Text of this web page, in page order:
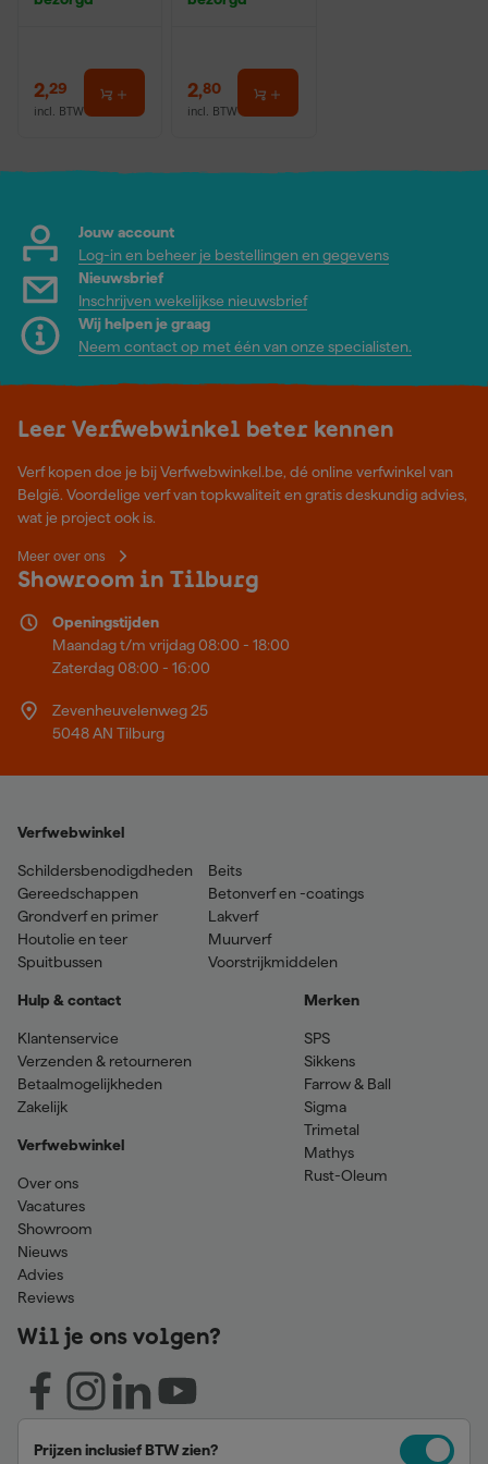
2,29
incl. BTW
2,80
incl. BTW
Jouw account
Log-in en beheer je bestellingen en gegevens
Nieuwsbrief
Inschrijven wekelijkse nieuwsbrief
Wij helpen je graag
Neem contact op met één van onze specialisten.
Leer Verfwebwinkel beter kennen
Verf kopen doe je bij Verfwebwinkel.be, dé online verfwinkel van
België. Voordelige verf van topkwaliteit en gratis deskundig advies,
wat je project ook is.
Meer over ons
Showroom in Tilburg
Openingstijden
Maandag t/m vrijdag 08:00 - 18:00
Zaterdag 08:00 - 16:00
Zevenheuvelenweg 25
5048 AN Tilburg
Verfwebwinkel
Schildersbenodigdheden
Gereedschappen
Grondverf en primer
Houtolie en teer
Spuitbussen
Beits
Betonverf en -coatings
Lakverf
Muurverf
Voorstrijkmiddelen
Hulp & contact
Klantenservice
Verzenden & retourneren
Betaalmogelijkheden
Zakelijk
Verfwebwinkel
Over ons
Vacatures
Showroom
Nieuws
Advies
Reviews
Merken
SPS
Sikkens
Farrow & Ball
Sigma
Trimetal
Mathys
Rust-Oleum
Wil je ons volgen?
Prijzen inclusief BTW zien?